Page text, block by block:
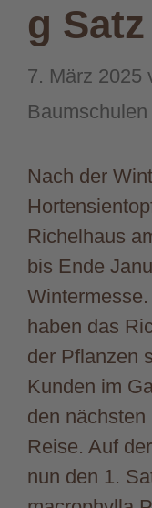
g Satz
7. März 2025
Nach der
Richelhaus
bis Ende
haben das
der Pflanzen
Kunden im
den
Reise. Auf
nun den 1.